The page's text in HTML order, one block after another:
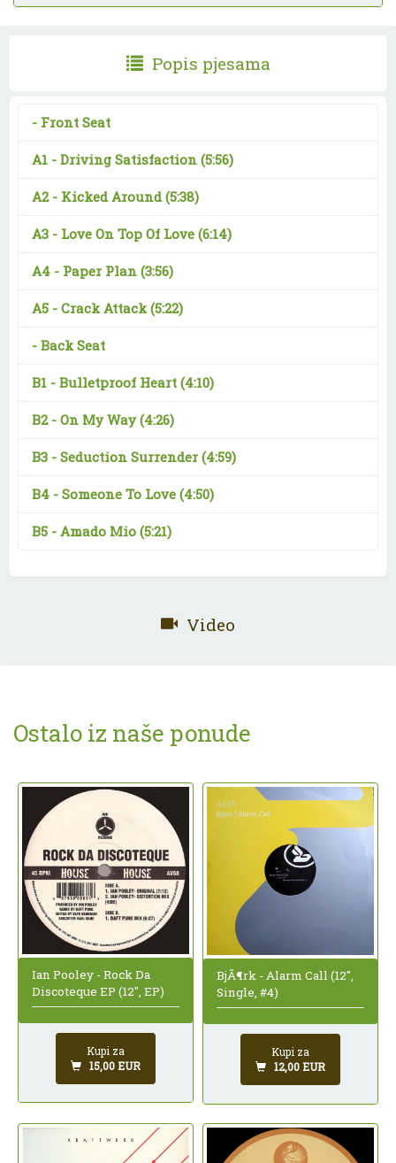
Popis pjesama
- Front Seat
A1 - Driving Satisfaction (5:56)
A2 - Kicked Around(5:38)
A3 - Love On Top Of Love (6:14)
A4 - Paper Plan (3:56)
A5 - Crack Attack(5:22)
- Back Seat
B1 - Bulletproof Heart (4:10)
B2 - On My Way(4:26)
B3 - Seduction Surrender (4:59)
B4 - Someone To Love (4:50)
B5 - Amado Mio (5:21)
Video
Ostalo iz naše ponude
Ian Pooley - Rock Da
Discoteque EP (12", EP)
Kupi za
15,00 EUR
BjÃ¶rk - Alarm Call (12",
Single, #4)
Kupi za
12,00 EUR